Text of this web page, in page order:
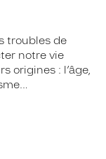
troubles de
notre vie
origines : l’âge,